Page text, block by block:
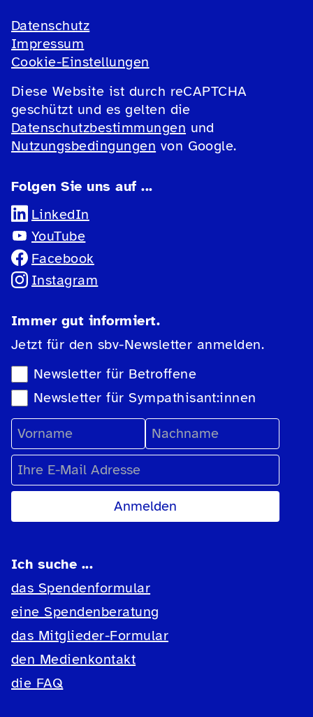
Datenschutz
Impressum
Cookie-Einstellungen
Diese Website ist durch reCAPTCHA
geschützt und es gelten die
Datenschutzbestimmungen und
Nutzungsbedingungen von Google.
Folgen Sie uns auf ...
LinkedIn
YouTube
Facebook
Instagram
Immer gut informiert.
Jetzt für den sbv-Newsletter anmelden.
Newsletter-Auswahl
Newsletter für Betroffene
Newsletter für Sympathisant:innen
Vorname
Nachname
E-Mail Adresse
Ich suche ...
das Spendenformular
eine Spendenberatung
das Mitglieder-Formular
den Medienkontakt
die FAQ